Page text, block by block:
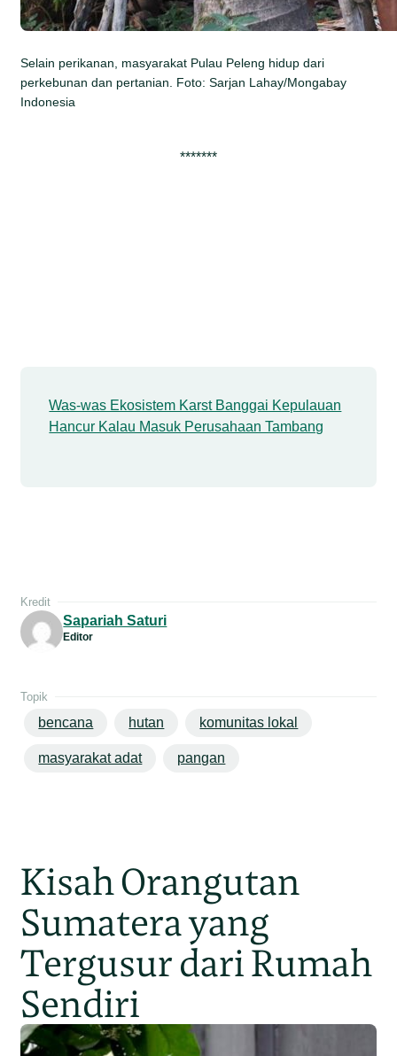
Selain perikanan, masyarakat Pulau Peleng hidup dari
perkebunan dan pertanian. Foto: Sarjan Lahay/Mongabay
Indonesia
*******
Was-was Ekosistem Karst Banggai Kepulauan
Hancur Kalau Masuk Perusahaan Tambang
Kredit
Sapariah Saturi
Editor
Topik
bencana hutan komunitas lokal
masyarakat adat pangan
Kisah Orangutan
Sumatera yang
Tergusur dari Rumah
Sendiri